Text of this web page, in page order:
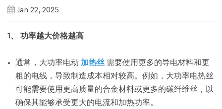
Jan 22, 2025
1、 功率越大价格越高
通常，大功率电动 加热丝 需要使用更多的导电材料和更
粗的电线，导致制造成本相对较高。例如，大功率电热丝
可能需要使用更高质量的合金材料或更多的碳纤维丝，以
确保其能够承受更大的电流和加热功率。